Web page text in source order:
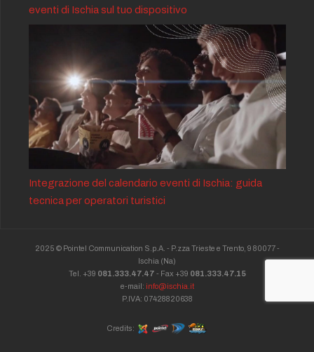
eventi di Ischia sul tuo dispositivo
Integrazione del calendario eventi di Ischia: guida
tecnica per operatori turistici
2025 © Pointel Communication S.p.A. - P.zza Trieste e Trento, 9 80077 -
Ischia (Na)
Tel. +39 081.333.47.47 - Fax +39 081.333.47.15
e-mail: info@ischia.it
P.IVA: 07428820638
Credits: